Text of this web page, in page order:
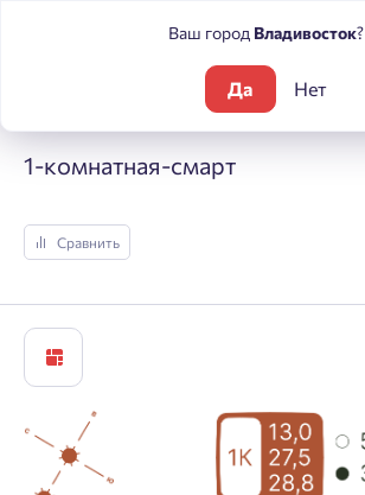
Погода
1-комнатная-смарт
Сравнить
Ваш город Владивосток?
Да Нет